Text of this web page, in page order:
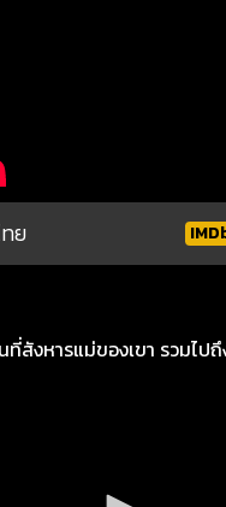
ย
งหารแม่ของเขา รวมไป